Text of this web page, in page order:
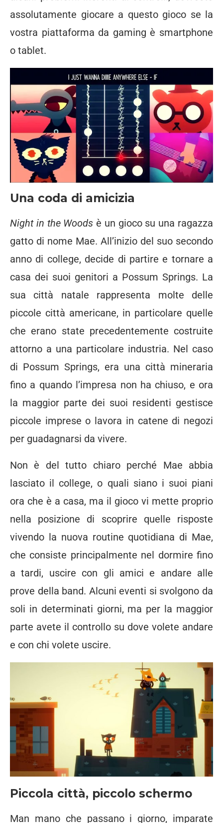
assolutamente giocare a questo gioco se la
vostra piattaforma da gaming è smartphone
o tablet.
Una coda di amicizia
Night in the Woods è un gioco su una ragazza
gatto di nome Mae. All’inizio del suo secondo
anno di college, decide di partire e tornare a
casa dei suoi genitori a Possum Springs. La
sua città natale rappresenta molte delle
piccole città americane, in particolare quelle
che erano state precedentemente costruite
attorno a una particolare industria. Nel caso
di Possum Springs, era una città mineraria
fino a quando l’impresa non ha chiuso, e ora
la maggior parte dei suoi residenti gestisce
piccole imprese o lavora in catene di negozi
per guadagnarsi da vivere.
Non è del tutto chiaro perché Mae abbia
lasciato il college, o quali siano i suoi piani
ora che è a casa, ma il gioco vi mette proprio
nella posizione di scoprire quelle risposte
vivendo la nuova routine quotidiana di Mae,
che consiste principalmente nel dormire fino
a tardi, uscire con gli amici e andare alle
prove della band. Alcuni eventi si svolgono da
soli in determinati giorni, ma per la maggior
parte avete il controllo su dove volete andare
e con chi volete uscire.
Piccola città, piccolo schermo
Man mano che passano i giorno, imparate